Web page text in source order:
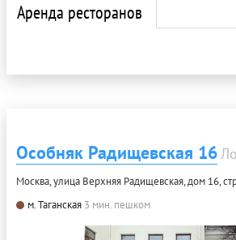
Аренда ресторанов
Особняк Радищевская 16
Москва, улица Верхняя Радищевская, дом 16,
м. Таганская 3 мин. пешком